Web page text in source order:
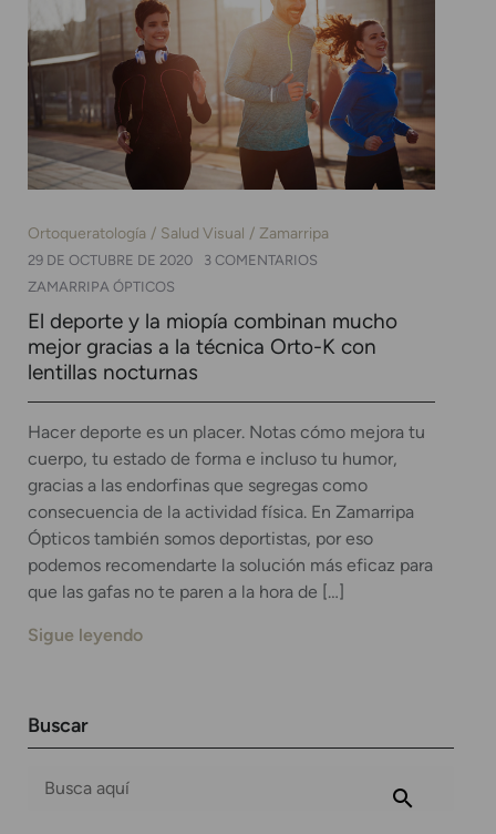
Ortoqueratología Salud Visual Zamarripa
29 DE OCTUBRE DE 2020
3 COMENTARIOS
ZAMARRIPA ÓPTICOS
El deporte y la miopía combinan mucho
mejor gracias a la técnica Orto-K con
lentillas nocturnas
Hacer deporte es un placer. Notas cómo mejora tu
cuerpo, tu estado de forma e incluso tu humor,
gracias a las endorfinas que segregas como
consecuencia de la actividad física. En Zamarripa
Ópticos también somos deportistas, por eso
podemos recomendarte la solución más eficaz para
que las gafas no te paren a la hora de […]
Sigue leyendo
Buscar